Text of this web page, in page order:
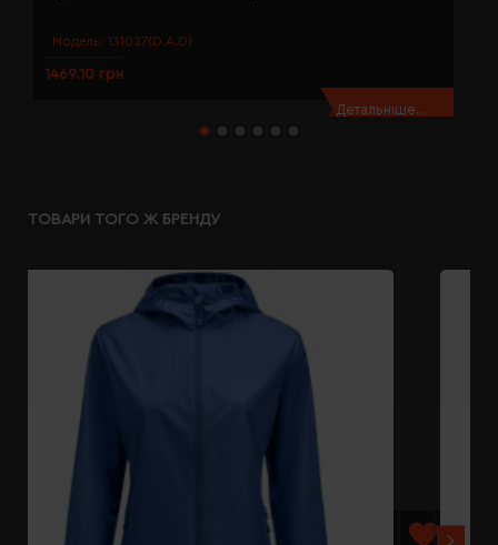
Модель: 131027(D.A.D)
1469.10 грн
Детальніше...
ТОВАРИ ТОГО Ж БРЕНДУ